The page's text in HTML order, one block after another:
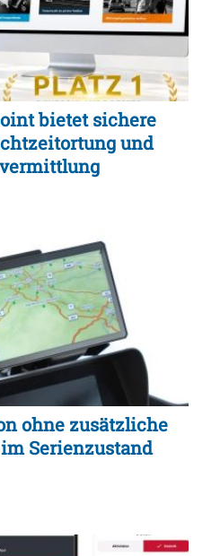
bietet sichere
und
ohne zusätzliche
Serienzustand